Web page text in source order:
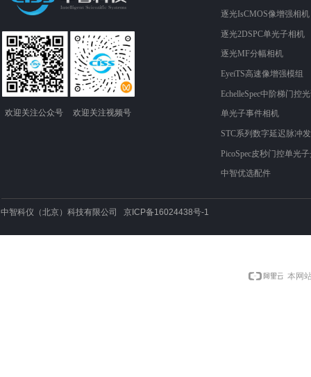
欢迎关注​​​​​​​公众号 欢迎关注​​视频​​​​​号
逐光IsCMOS像增强相机
逐光2DSPC单光子相机
逐光MF分幅相机
EyeiTS高速像增强模组
EchelleSpec中阶梯门控
单光子事件相机
STC系列数字延迟脉冲
PicoSpec皮秒门控单光
中智优选配件
中智科仪（北京）科技有限公司 京ICP备16024438号-1
本网